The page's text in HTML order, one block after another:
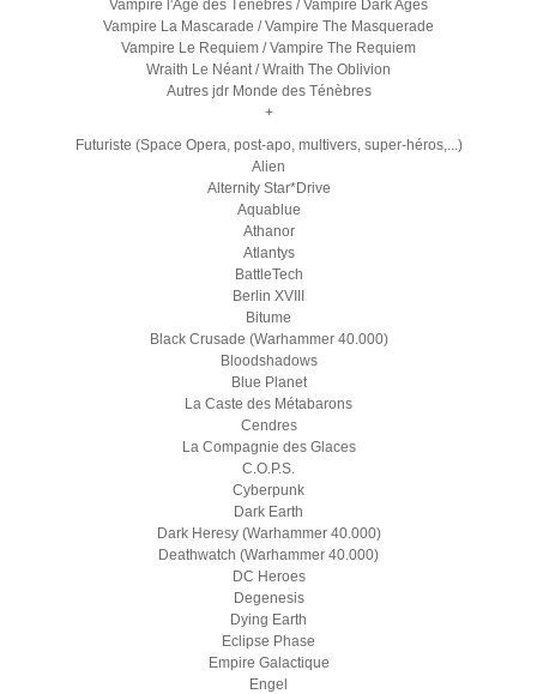
Vampire l'Age des Ténèbres / Vampire Dark Ages
Vampire La Mascarade / Vampire The Masquerade
Vampire Le Requiem / Vampire The Requiem
Wraith Le Néant / Wraith The Oblivion
Autres jdr Monde des Ténèbres
+
Futuriste (Space Opera, post-apo, multivers, super-héros,...)
Alien
Alternity Star*Drive
Aquablue
Athanor
Atlantys
BattleTech
Berlin XVIII
Bitume
Black Crusade (Warhammer 40.000)
Bloodshadows
Blue Planet
La Caste des Métabarons
Cendres
La Compagnie des Glaces
C.O.P.S.
Cyberpunk
Dark Earth
Dark Heresy (Warhammer 40.000)
Deathwatch (Warhammer 40.000)
DC Heroes
Degenesis
Dying Earth
Eclipse Phase
Empire Galactique
Engel